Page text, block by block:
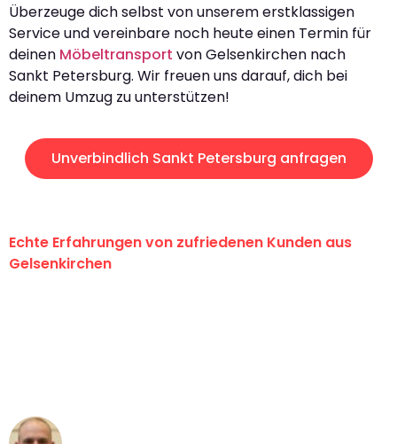
Überzeuge dich selbst von unserem erstklassigen
Service und vereinbare noch heute einen Termin für
deinen Möbeltransport von Gelsenkirchen nach
Sankt Petersburg. Wir freuen uns darauf, dich bei
deinem Umzug zu unterstützen!
Unverbindlich Sankt Petersburg anfragen
Echte Erfahrungen von zufriedenen Kunden aus
Gelsenkirchen